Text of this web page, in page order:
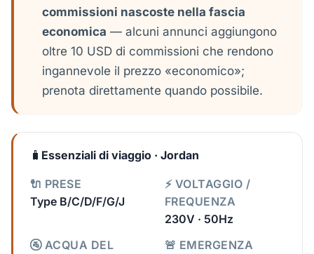
commissioni nascoste nella fascia
economica — alcuni annunci aggiungono
oltre 10 USD di commissioni che rendono
ingannevole il prezzo «economico»;
prenota direttamente quando possibile.
🧳 Essenziali di viaggio · Jordan
🔌 PRESE
Type B/C/D/F/G/J
⚡ VOLTAGGIO /
FREQUENZA
230V · 50Hz
🚰 ACQUA DEL
🚨 EMERGENZA